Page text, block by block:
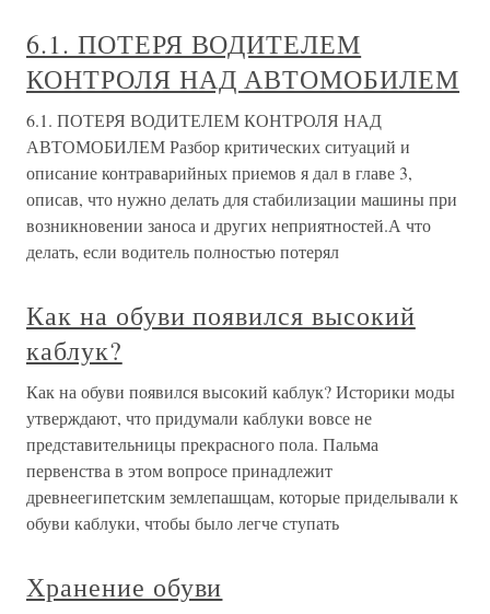
6.1. ПОТЕРЯ ВОДИТЕЛЕМ
КОНТРОЛЯ НАД АВТОМОБИЛЕМ
6.1. ПОТЕРЯ ВОДИТЕЛЕМ КОНТРОЛЯ НАД
АВТОМОБИЛЕМ Разбор критических ситуаций и
описание контраварийных приемов я дал в главе 3,
описав, что нужно делать для стабилизации машины при
возникновении заноса и других неприятностей.А что
делать, если водитель полностью потерял
Как на обуви появился высокий
каблук?
Как на обуви появился высокий каблук? Историки моды
утверждают, что придумали каблуки вовсе не
представительницы прекрасного пола. Пальма
первенства в этом вопросе принадлежит
древнеегипетским землепашцам, которые приделывали к
обуви каблуки, чтобы было легче ступать
Хранение обуви